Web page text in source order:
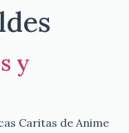
y
Caritas de Anime